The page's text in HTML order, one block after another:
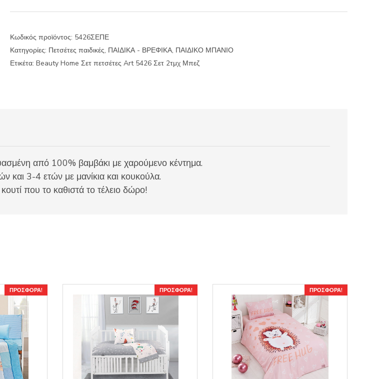
Σετ
2τμχ
Μπεζ
Κωδικός προϊόντος: 5426ΣΕΠΕ
Κατηγορίες: Πετσέτες παιδικές, ΠΑΙΔΙΚΑ - ΒΡΕΦΙΚΑ, ΠΑΙΔΙΚΟ ΜΠΑΝΙΟ
Ετικέτα: Beauty Home Σετ πετσέτες Art 5426 Σετ 2τμχ Μπεζ
από 100% βαμβάκι με χαρούμενο κέντημα.
και 3-4 ετών με μανίκια και κουκούλα.
που το καθιστά το τέλειο δώρο!
ΠΡΟΣΦΟΡΆ! ΠΡΟΣΦΟΡΆ! ΠΡΟΣΦΟΡΆ!